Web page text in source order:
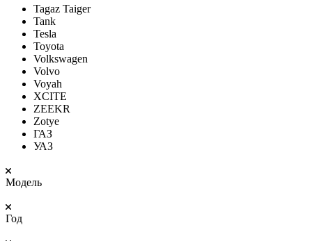
Tagaz Taiger
Tank
Tesla
Toyota
Volkswagen
Volvo
Voyah
XCITE
ZEEKR
Zotye
ГАЗ
УАЗ
Модель
Год